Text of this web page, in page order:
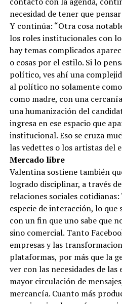
necesidad de tener que
Y continúa: “Otra cosa
los roles institucionales con
hay temas complicados
o cosas por el estilo. Si lo
político, ves ahí una
al político no solamente
como madre, con una
una humanización del
ingresa en ese espacio que
institucional. Eso se cruza
las vedettes o los artistas del
Mercado libre
Valentina sostiene también
logrado disciplinar, a través
relaciones sociales cotidianas:
especie de interacción, lo que
con un fin que uno sabe que
sino comercial. Tanto
empresas y las
plataformas, por más que la
ver con las necesidades de
mayor circulación de
mercancía. Cuanto más